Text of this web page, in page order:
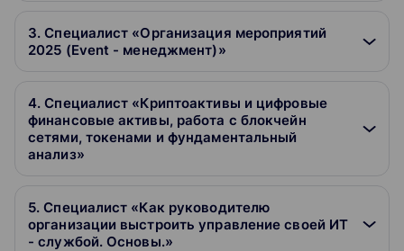
3. Специалист «Организация мероприятий
2025 (Event - менеджмент)»
4. Специалист «Криптоактивы и цифровые
финансовые активы, работа с блокчейн
сетями, токенами и фундаментальный
анализ»
5. Специалист «Как руководителю
организации выстроить управление своей ИТ
- службой. Основы.»